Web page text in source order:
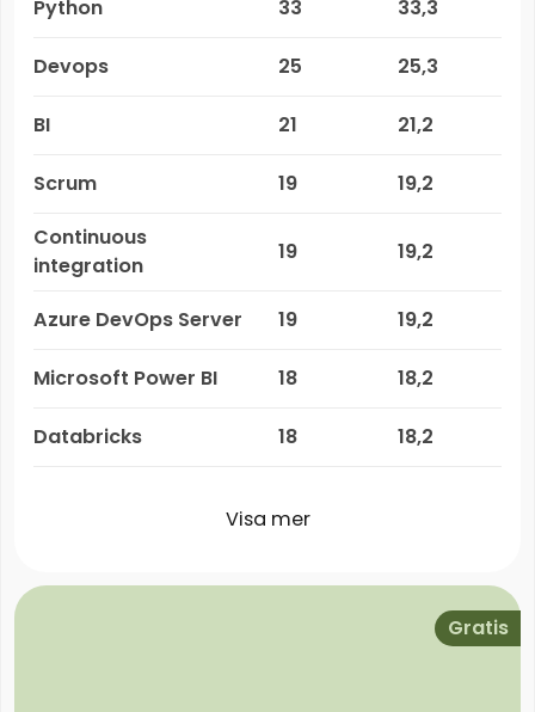
Python 33 33,3
Devops 25 25,3
BI 21 21,2
Scrum 19
19,2
Continuous
integration
19 19,2
Azure DevOps Server 19 19,2
Microsoft Power BI 18 18,2
Databricks 18 18,2
Visa mer
Gratis